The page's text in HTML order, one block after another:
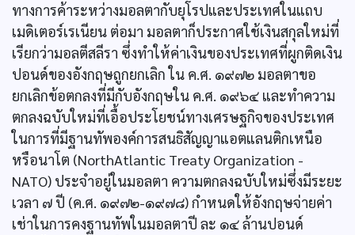
ทางการค้าระหว่างมอลตากับยุโรปและประเทศในแถบ
เมดิเตอร์เรเนียน ต่อมา มอลตาก็ประกาศใช้เงินสกุลใหม่ที่
เรียกว่ามอลตีสลีรา ซึ่งทำให้ค่าเงินของประเทศที่ผูกติดเงิน
ปอนด์ของอังกฤษถูกยกเลิก ใน ค.ศ. ๑๙๗๒ มอลตาขอ
ยกเลิกข้อตกลงที่มีกับอังกฤษใน ค.ศ. ๑๙๖๔ และทำความ
ตกลงฉบับใหม่ที่เอื้อประโยชน์ทางเศรษฐกิจของประเทศ
ในการที่มีฐานทัพองค์การสนธิสัญญาแอตแลนติกเหนือ
หรือนาโต (NorthAtlantic Treaty Organization -
NATO) ประจำอยู่ในมอลตา ความตกลงฉบับใหม่ซึ่งมีระยะ
เวลา ๗ ปี (ค.ศ. ๑๙๗๒-๑๙๗๘) กำหนดให้อังกฤษจ่ายค่า
เช่าในการคงฐานทัพในมอลตาปี ละ ๑๔ ล้านปอนด์